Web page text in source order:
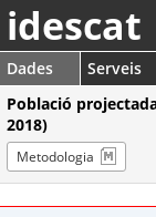
idescat
Dades Serveis
Població
2018)
Metodologia